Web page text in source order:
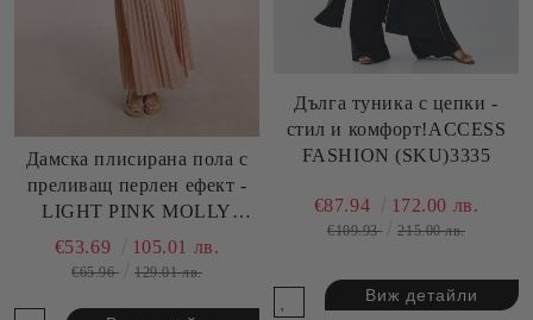
Дамска плисирана пола с
преливащ перлен ефект -
LIGHT PINK MOLLY
BRACKEN (SKU)
TW136DE
€53.69 105.01 лв.
€65.96 129.01 лв.
Дълга туника с цепки -
стил и комфорт!ACCESS
FASHION (SKU)3335
€87.94 172.00 лв.
€109.93 215.00 лв.
Виж детайли